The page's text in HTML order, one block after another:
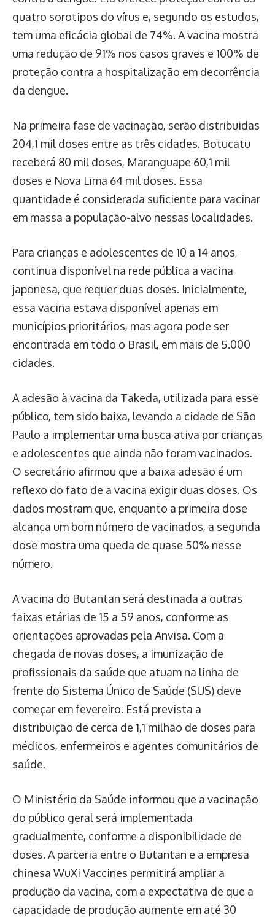
quatro sorotipos do vírus e, segundo os estudos,
tem uma eficácia global de 74%. A vacina mostra
uma redução de 91% nos casos graves e 100% de
proteção contra a hospitalização em decorrência
da dengue.
Na primeira fase de vacinação, serão distribuidas
204,1 mil doses entre as três cidades. Botucatu
receberá 80 mil doses, Maranguape 60,1 mil
doses e Nova Lima 64 mil doses. Essa
quantidade é considerada suficiente para vacinar
em massa a população-alvo nessas localidades.
Para crianças e adolescentes de 10 a 14 anos,
continua disponível na rede pública a vacina
japonesa, que requer duas doses. Inicialmente,
essa vacina estava disponível apenas em
municípios prioritários, mas agora pode ser
encontrada em todo o Brasil, em mais de 5.000
cidades.
A adesão à vacina da Takeda, utilizada para esse
público, tem sido baixa, levando a cidade de São
Paulo a implementar uma busca ativa por crianças
e adolescentes que ainda não foram vacinados.
O secretário afirmou que a baixa adesão é um
reflexo do fato de a vacina exigir duas doses. Os
dados mostram que, enquanto a primeira dose
alcança um bom número de vacinados, a segunda
dose mostra uma queda de quase 50% nesse
número.
A vacina do Butantan será destinada a outras
faixas etárias de 15 a 59 anos, conforme as
orientações aprovadas pela Anvisa. Com a
chegada de novas doses, a imunização de
profissionais da saúde que atuam na linha de
frente do Sistema Único de Saúde (SUS) deve
começar em fevereiro. Está prevista a
distribuição de cerca de 1,1 milhão de doses para
médicos, enfermeiros e agentes comunitários de
saúde.
O Ministério da Saúde informou que a vacinação
do público geral será implementada
gradualmente, conforme a disponibilidade de
doses. A parceria entre o Butantan e a empresa
chinesa WuXi Vaccines permitirá ampliar a
produção da vacina, com a expectativa de que a
capacidade de produção aumente em até 30